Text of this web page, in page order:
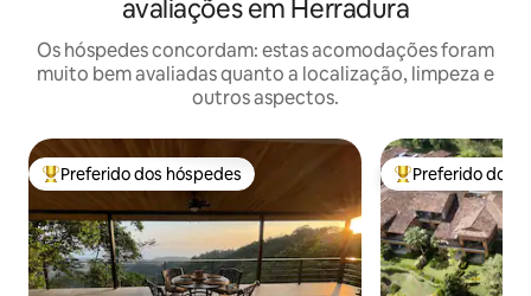
avaliações em Herradura
Os hóspedes concordam: estas acomodações foram
muito bem avaliadas quanto a localização, limpeza e
outros aspectos.
Entre os melhores preferidos dos hóspedes
Preferido dos hóspedes Entre os
Preferido dos